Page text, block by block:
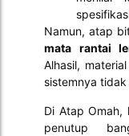
Namun, atap
mata rantai
Alhasil,
sistemnya
Di Atap Omah,
penutup